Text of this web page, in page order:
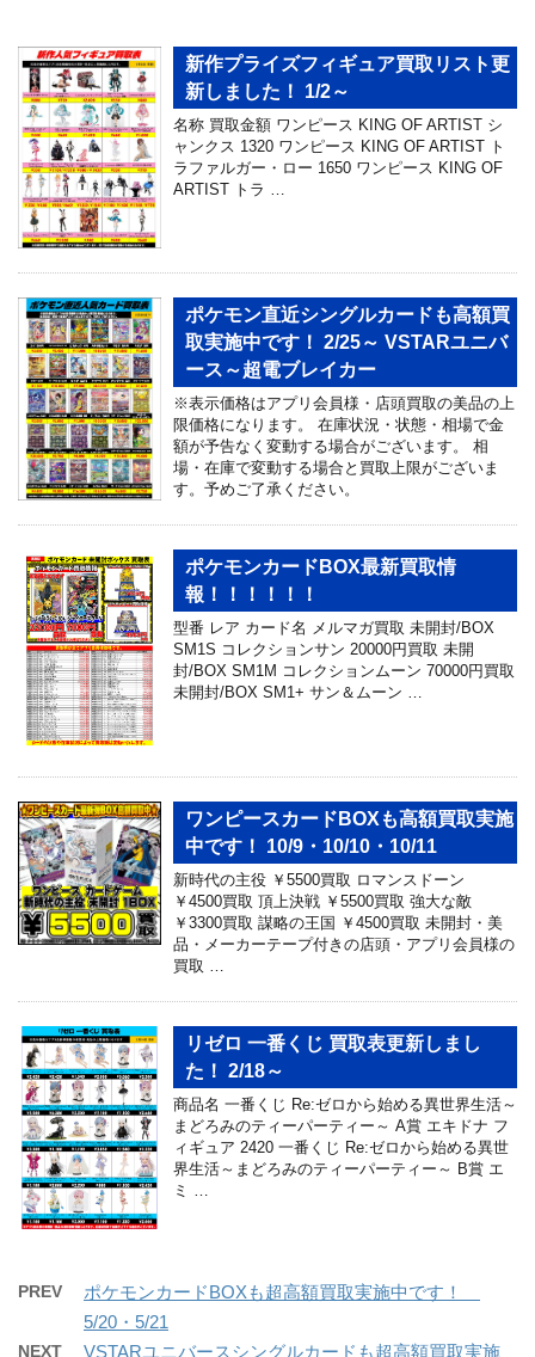
新作プライズフィギュア買取リスト更
新しました！ 1/2～
名称 買取金額 ワンピース KING OF ARTIST シ
ャンクス 1320 ワンピース KING OF ARTIST ト
ラファルガー・ロー 1650 ワンピース KING OF
ARTIST トラ …
ポケモン直近シングルカードも高額買
取実施中です！ 2/25～ VSTARユニバ
ース～超電ブレイカー
※表示価格はアプリ会員様・店頭買取の美品の上
限価格になります。 在庫状況・状態・相場で金
額が予告なく変動する場合がございます。 相
場・在庫で変動する場合と買取上限がございま
す。予めご了承ください。
ポケモンカードBOX最新買取情
報！！！！！！
型番 レア カード名 メルマガ買取 未開封/BOX
SM1S コレクションサン 20000円買取 未開
封/BOX SM1M コレクションムーン 70000円買取
未開封/BOX SM1+ サン＆ムーン …
ワンピースカードBOXも高額買取実施
中です！ 10/9・10/10・10/11
新時代の主役 ￥5500買取 ロマンスドーン
￥4500買取 頂上決戦 ￥5500買取 強大な敵
￥3300買取 謀略の王国 ￥4500買取 未開封・美
品・メーカーテープ付きの店頭・アプリ会員様の
買取 …
リゼロ 一番くじ 買取表更新しまし
た！ 2/18～
商品名 一番くじ Re:ゼロから始める異世界生活～
まどろみのティーパーティー～ A賞 エキドナ フ
ィギュア 2420 一番くじ Re:ゼロから始める異世
界生活～まどろみのティーパーティー～ B賞 エ
ミ …
PREV
ポケモンカードBOXも超高額買取実施中です！
5/20・5/21
NEXT VSTARユニバースシングルカードも超高額買取実施